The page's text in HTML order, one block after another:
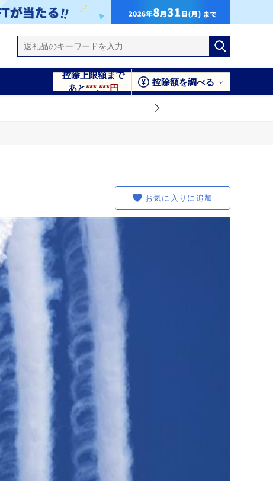
控除上限額まで
あと***,***円
控除額を調べる
お気に入りに追加